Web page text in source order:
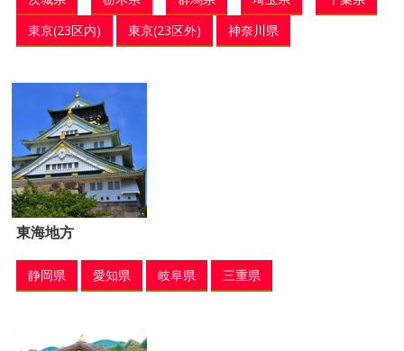
東京(23区内)
東京(23区外) 神奈川県
東海地方
静岡県 愛知県 岐阜県 三重県